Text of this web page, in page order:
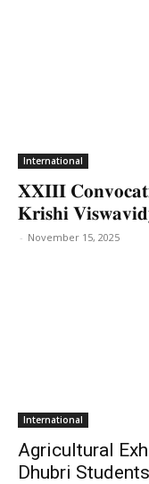
International
𝐗𝐗𝐈𝐈𝐈
𝐊𝐫𝐢𝐬𝐡𝐢
- November 15, 2025
International
Agricultural
Dhubri Students